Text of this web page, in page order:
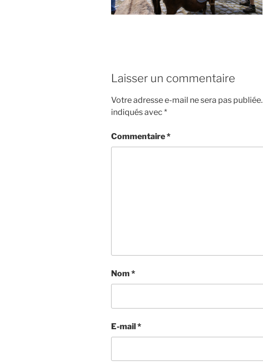
Laisser un commentaire
Votre adresse e-mail ne sera pas publiée.
indiqués avec *
Commentaire*
Nom *
E-mail*